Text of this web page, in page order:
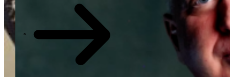
Our reports Our frameworksOur webinars
\